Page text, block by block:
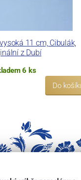
11 cm, Cibulák,
z Dubí
6 ks
Do